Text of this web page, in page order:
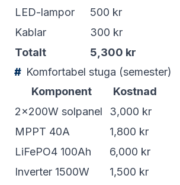
LED-lampor
500 kr
Kablar
300 kr
Totalt
5,300 kr
Komfortabel stuga (semester)
Komponent
Kostnad
2×200W solpanel
3,000 kr
MPPT 40A
1,800 kr
LiFePO4 100Ah
6,000 kr
Inverter 1500W
1,500 kr